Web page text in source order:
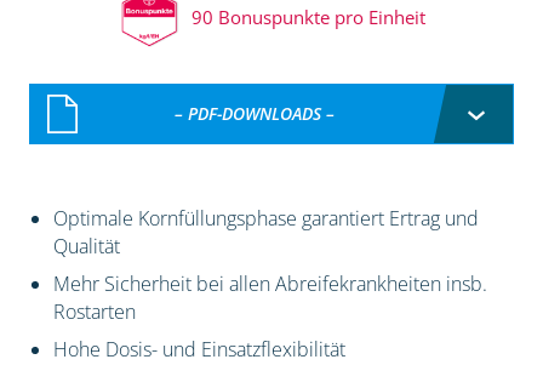
90 Bonuspunkte pro Einheit
– PDF-DOWNLOADS –
Optimale Kornfüllungsphase garantiert Ertrag und
Qualität
Mehr Sicherheit bei allen Abreifekrankheiten insb.
Rostarten
Hohe Dosis- und Einsatzflexibilität